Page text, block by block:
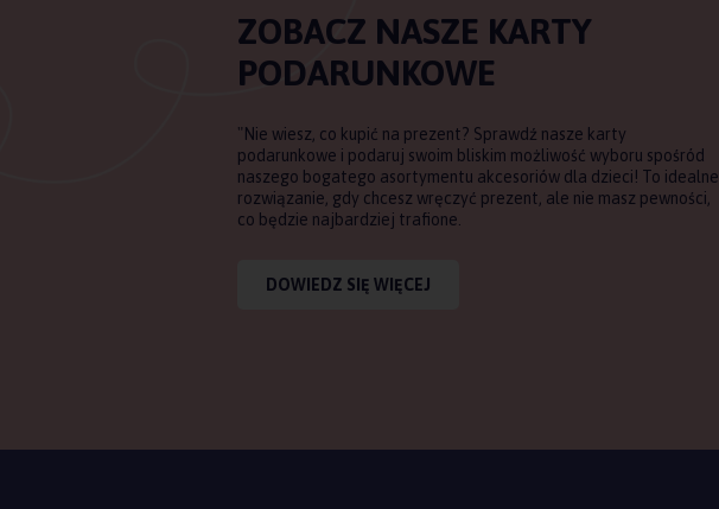
ZOBACZ NASZE KARTY
PODARUNKOWE
"Nie wiesz, co kupić na prezent? Sprawdź nasze karty
podarunkowe i podaruj swoim bliskim możliwość wyboru spośród
naszego bogatego asortymentu akcesoriów dla dzieci! To idealne
rozwiązanie, gdy chcesz wręczyć prezent, ale nie masz pewności,
co będzie najbardziej trafione.
DOWIEDZ SIĘ WIĘCEJ